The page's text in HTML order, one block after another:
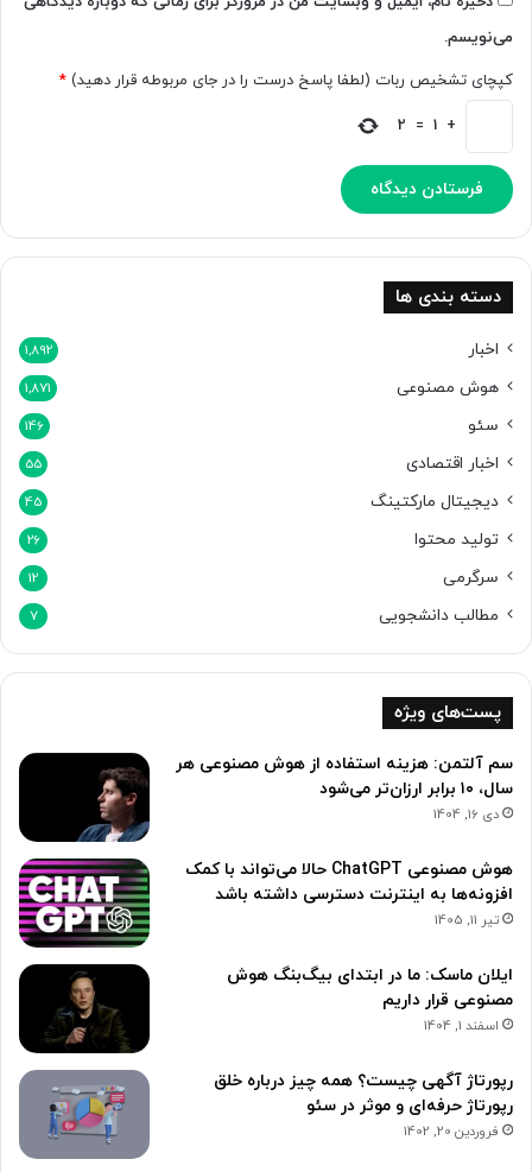
ت
ا
ا
ع
ت
م
ج
ز
ی
س
می‌نویسم.
کپچای تشخیص ربات (لطفا پاسخ درست را در جای مربوطه قرار دهید) *
+
1
=
2
دسته بندی ها
اخبار 1,892
هوش مصنوعی 1,871
سئو 146
اخبار اقتصادی 55
دیجیتال مارکتینگ 45
تولید محتوا 26
سرگرمی 12
مطالب دانشجویی 7
پست‌های ویژه
سم آلتمن: هزینه استفاده از هوش مصنوعی هر
سال، ۱۰ برابر ارزان‌تر می‌شود
دی 16, 1404
هوش مصنوعی ChatGPT حالا می‌تواند با کمک
افزونه‌ها به اینترنت دسترسی داشته باشد
تیر 11, 1405
ایلان ماسک: ما در ابتدای بیگ‌بنگ هوش
مصنوعی قرار داریم
اسفند 1, 1404
رپورتاژ آگهی چیست؟ همه چیز درباره خلق
رپورتاژ حرفه‌ای و موثر در سئو
فروردین 20, 1402